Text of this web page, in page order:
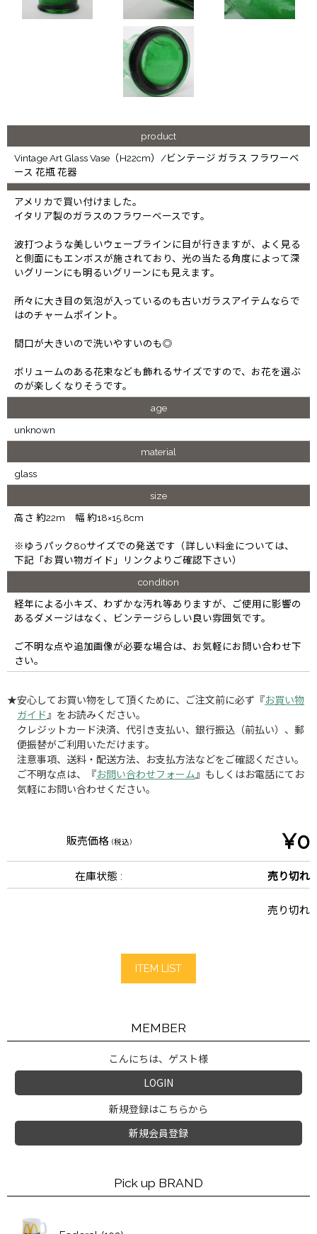
product
Vintage Art Glass Vase（H22cm）/ビンテージ ガラス フラワーベ
ース 花瓶 花器
アメリカで買い付けました。
イタリア製のガラスのフラワーベースです。
波打つような美しいウェーブラインに目が行きますが、よく見る
と側面にもエンボスが施されており、光の当たる角度によって深
いグリーンにも明るいグリーンにも見えます。
所々に大き目の気泡が入っているのも古いガラスアイテムならで
はのチャームポイント。
間口が大きいので洗いやすいのも◎
ボリュームのある花束なども飾れるサイズですので、お花を選ぶ
のが楽しくなりそうです。
age
unknown
material
glass
size
高さ 約22m 幅 約18×15.8cm
※ゆうパック80サイズでの発送です（詳しい料金については、
下記「お買い物ガイド」リンクよりご確認下さい）
condition
経年による小キズ、わずかな汚れ等ありますが、ご使用に影響の
あるダメージはなく、ビンテージらしい良い雰囲気です。
ご不明な点や追加画像が必要な場合は、お気軽にお問い合わせ下
さい。
★安心してお買い物をして頂くために、ご注文前に必ず『お買い物
ガイド 』をお読みください。
クレジットカード決済、代引き支払い、銀行振込（前払い）、郵
便振替がご利用いただけます。
注意事項、送料・配送方法、お支払方法などをご確認ください。
ご不明な点は、『お問い合わせフォーム 』もしくはお電話にてお
気軽にお問い合わせください。
販売価格 (税込) ¥0
在庫状態 : 売り切れ
売り切れ
ITEM LIST
MEMBER
こんにちは、ゲスト様
LOGIN
新規登録はこちらから
新規会員登録
Pick up BRAND